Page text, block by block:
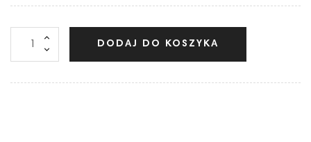
DODAJ DO KOSZYKA